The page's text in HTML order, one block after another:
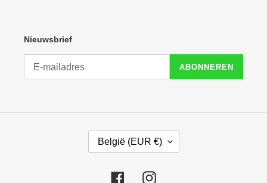
Nieuwsbrief
ABONNEREN
België (EUR €)
FacebookInstagram